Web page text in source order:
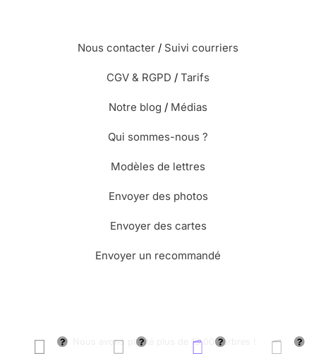
Nous contacter / Suivi courriers
CGV & RGPD / Tarifs
Notre blog / Médias
Qui sommes-nous ?
Modèles de lettres
Envoyer des photos
Envoyer des cartes
Envoyer un recommandé
🌳 Nous avons planté plus de 13.000 arbres !